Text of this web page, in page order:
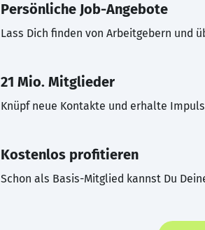
Persönliche Job-Angebote
Lass Dich finden von Arbeitgebern und
21 Mio. Mitglieder
Knüpf neue Kontakte und erhalte
Kostenlos profitieren
Schon als Basis-Mitglied kannst Du